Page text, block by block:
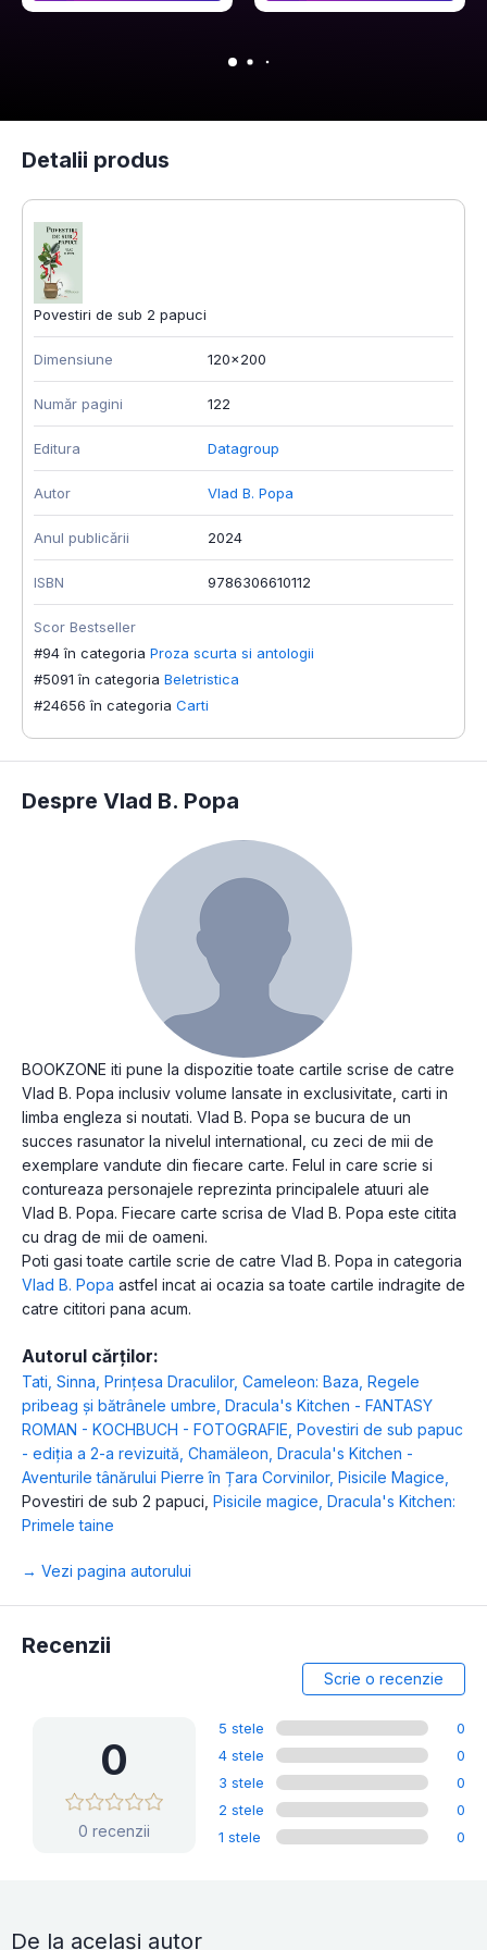
Detalii produs
Povestiri de sub 2 papuci
Dimensiune 120x200
Număr pagini 122
Editura Datagroup
Autor Vlad B. Popa
Anul publicării 2024
ISBN 9786306610112
Scor Bestseller
#94 în categoria Proza scurta si antologii
#5091 în categoria Beletristica
#24656 în categoria Carti
Despre Vlad B. Popa
BOOKZONE iti pune la dispozitie toate cartile scrise de catre
Vlad B. Popa inclusiv volume lansate in exclusivitate, carti in
limba engleza si noutati. Vlad B. Popa se bucura de un
succes rasunator la nivelul international, cu zeci de mii de
exemplare vandute din fiecare carte. Felul in care scrie si
contureaza personajele reprezinta principalele atuuri ale
Vlad B. Popa. Fiecare carte scrisa de Vlad B. Popa este citita
cu drag de mii de oameni.
Poti gasi toate cartile scrie de catre Vlad B. Popa in categoria
Vlad B. Popa astfel incat ai ocazia sa toate cartile indragite de
catre cititori pana acum.
Autorul cărților:
Tati Sinna, Prințesa Draculilor, Cameleon: Baza Regele
pribeag și bătrânele umbre Dracula's Kitchen - FANTASY
ROMAN - KOCHBUCH - FOTOGRAFIE Povestiri de sub papuc
- ediția a 2-a revizuită Chamäleon Dracula's Kitchen -
Aventurile tânărului Pierre în Țara Corvinilor, Pisicile Magice
Povestiri de sub 2 papuci Pisicile magice Dracula's Kitchen:
Primele taine
→ Vezi pagina autorului
Recenzii
Scrie o recenzie
0
0 recenzii
5 stele
0
4 stele
0
3 stele
0
2 stele
0
1 stele
0
De la același autor